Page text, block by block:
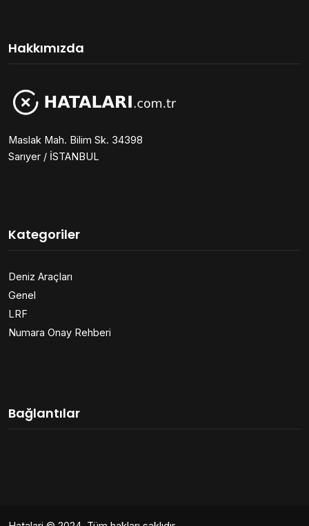
Hakkımızda
Maslak Mah. Bilim Sk. 34398
Sarıyer / İSTANBUL
Kategoriler
Deniz Araçları
Genel
LRF
Numara Onay Rehberi
Bağlantılar